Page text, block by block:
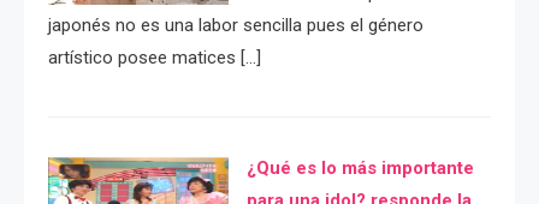
japonés no es una labor sencilla pues el género
artístico posee matices […]
¿Qué es lo más importante